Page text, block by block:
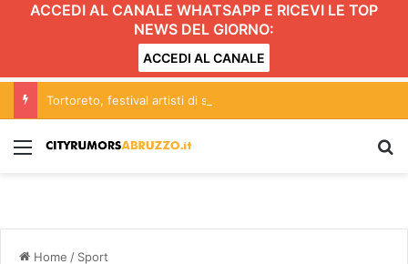
ACCEDI AL CANALE WHATSAPP E RICEVI LE TOP
NEWS DEL GIORNO:
ACCEDI AL CANALE
Menu
Home / Sport